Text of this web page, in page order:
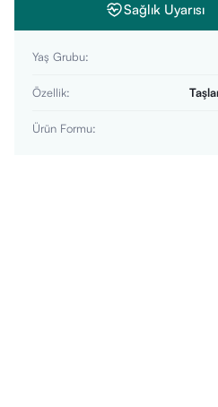
Sağlık Uyarısı
Yaş Grubu:
Özellik:
Ürün Formu: